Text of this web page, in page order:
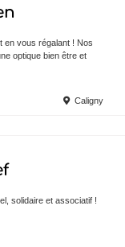
en vous régalant ! Nos
optique bien être et
Caligny
solidaire et associatif !